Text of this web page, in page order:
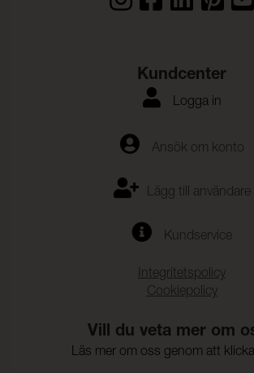
Kundcenter
Logga in
Ansök om konto
Lägg till användare
Kundservice
Integritetspolicy
Cookiepolicy
Vill du veta mer om
Läs mer om oss genom att